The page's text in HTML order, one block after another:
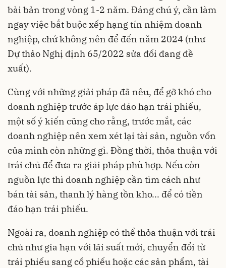
bài bản trong vòng 1-2 năm. Đáng chú ý, cần làm
ngay việc bắt buộc xếp hạng tín nhiệm doanh
nghiệp, chứ không nên để đến năm 2024 (như
Dự thảo Nghị định 65/2022 sửa đổi đang đề
xuất).
Cùng với những giải pháp đã nêu, để gỡ khó cho
doanh nghiệp trước áp lực đáo hạn trái phiếu,
một số ý kiến cũng cho rằng, trước mắt, các
doanh nghiệp nên xem xét lại tài sản, nguồn vốn
của mình còn những gì. Đồng thời, thỏa thuận với
trái chủ để đưa ra giải pháp phù hợp. Nếu còn
nguồn lực thì doanh nghiệp cần tìm cách như
bán tài sản, thanh lý hàng tồn kho... để có tiền
đáo hạn trái phiếu.
Ngoài ra, doanh nghiệp có thể thỏa thuận với trái
chủ như gia hạn với lãi suất mới, chuyển đổi từ
trái phiếu sang cổ phiếu hoặc các sản phẩm, tài